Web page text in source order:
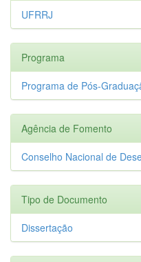
UFRRJ
Programa
Programa de Pós-
Agência de Fomento
Conselho Nacional de
Tipo de Documento
Dissertação